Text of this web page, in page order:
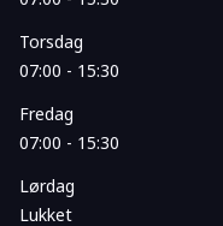
Torsdag
07:00 - 15:30
Fredag
07:00 - 15:30
Lørdag
Lukket